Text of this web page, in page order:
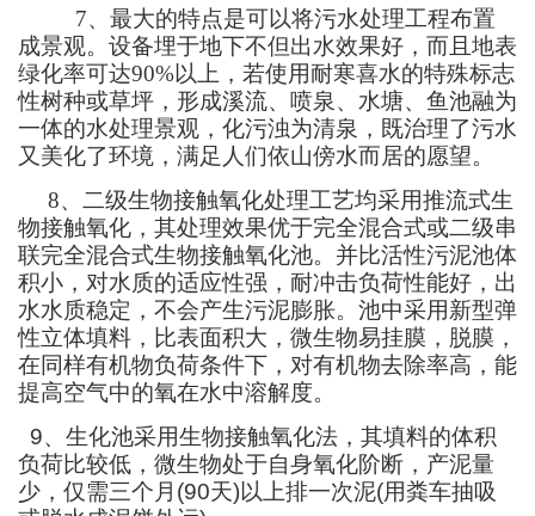
7、最大的特点是可以将污水处理工程布置
成景观。设备埋于地下不但出水效果好，而且地表
绿化率可达90%以上，若使用耐寒喜水的特殊标志
性树种或草坪，形成溪流、喷泉、水塘、鱼池融为
一体的水处理景观，化污浊为清泉，既治理了污水
又美化了环境，满足人们依山傍水而居的愿望。
8、 二级生物接触氧化处理工艺均采用推流式生
物接触氧化，其处理效果优于完全混合式或二级串
联完全混合式生物接触氧化池。并比活性污泥池体
积小，对水质的适应性强，耐冲击负荷性能好，出
水水质稳定，不会产生污泥膨胀。池中采用新型弹
性立体填料，比表面积大，微生物易挂膜，脱膜，
在同样有机物负荷条件下，对有机物去除率高，能
提高空气中的氧在水中溶解度。
9、生化池采用生物接触氧化法，其填料的体积
负荷比较低，微生物处于自身氧化阶断，产泥量
少，仅需三个月 (90天)以上排一次泥(用粪车抽吸